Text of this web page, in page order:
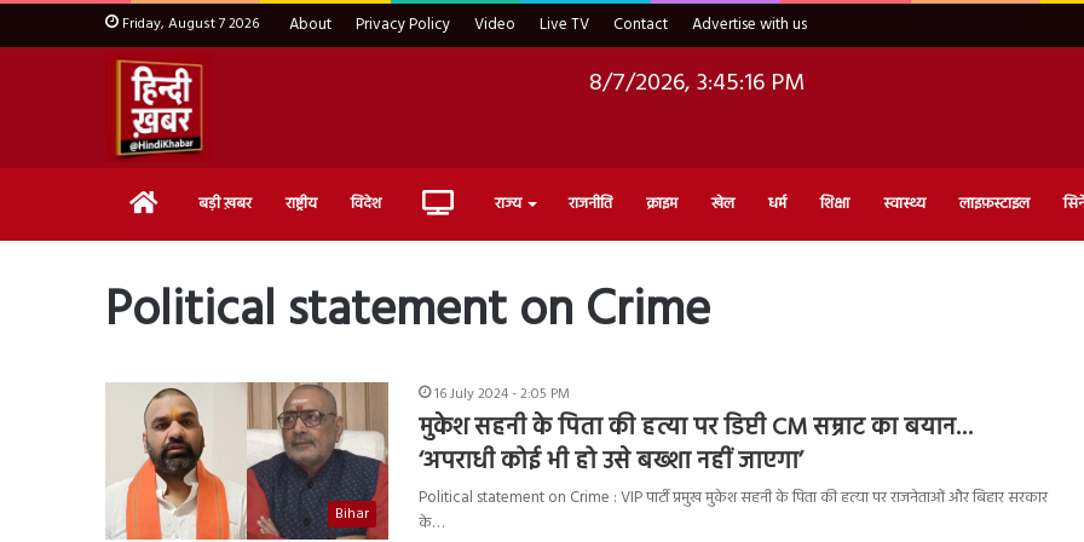
Friday, August 7 2026 About Privacy Policy Video Live TV Contact Advertise with us
8/7/2026, 3:45:17 PM
Home बड़ी ख़बर राष्ट्रीय विदेश Live राज्य राजनीति क्राइम खेल धर्म शिक्षा स्वास्थ्य लाइफ़स्टाइल
Political statement on Crime
Bihar
16 July 2024 - 2:05 PM
मुकेश सहनी के पिता की हत्या पर डिप्टी CM सम्राट का बयान…
‘अपराधी कोई भी हो उसे बख्शा नहीं जाएगा’
Political statement on Crime : VIP पार्टी प्रमुख मुकेश सहनी के पिता की हत्या पर राजनेताओं और बिहार सरकार
के…